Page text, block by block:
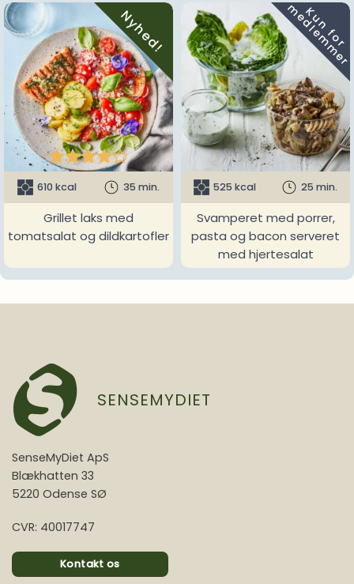
Nyhed!

610 kcal 35 min.
Grillet laks med
tomatsalat og dildkartofler
K
u
n
f
o
r
m
e
d
l
e
m
m
e
r
525 kcal 25 min.
Svamperet med porrer,
pasta og bacon serveret
med hjertesalat
SENSEMYDIET
SenseMyDiet ApS
Blækhatten 33
5220 Odense SØ
CVR: 40017747
Kontakt os